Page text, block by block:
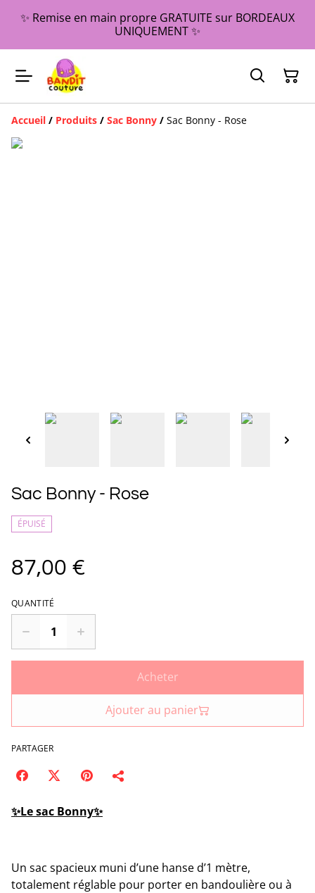
✨ Remise en main propre GRATUITE sur BORDEAUX
UNIQUEMENT ✨
Accueil / Produits / Sac Bonny / Sac Bonny - Rose
Sac Bonny - Rose
ÉPUISÉ
87,00 €
QUANTITÉ
Acheter
Ajouter au panier
PARTAGER
✨Le sac Bonny✨
Un sac spacieux muni d’une hanse d’1 mètre,
totalement réglable pour porter en bandoulière ou à